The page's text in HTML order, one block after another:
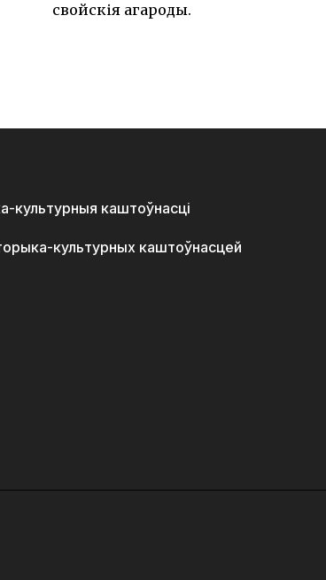
свойскія агароды.
культурныя каштоўнасці
культурных каштоўнасцей